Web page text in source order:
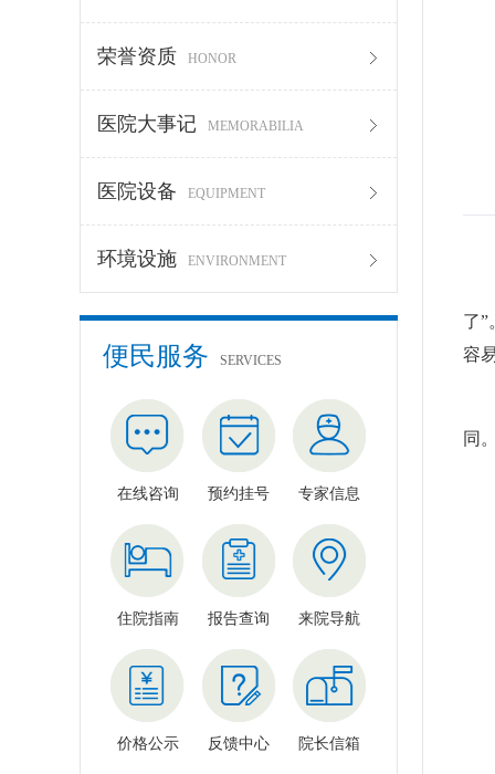
荣誉资质 HONOR
医院大事记 MEMORABILIA
医院设备 EQUIPMENT
环境设施 ENVIRONMENT
便民服务 SERVICES
在线咨询 预约挂号 专家信息
住院指南 报告查询 来院导航
价格公示 反馈中心 院长信箱
扁
了”
容
扁
同。
1
根
2
平
3